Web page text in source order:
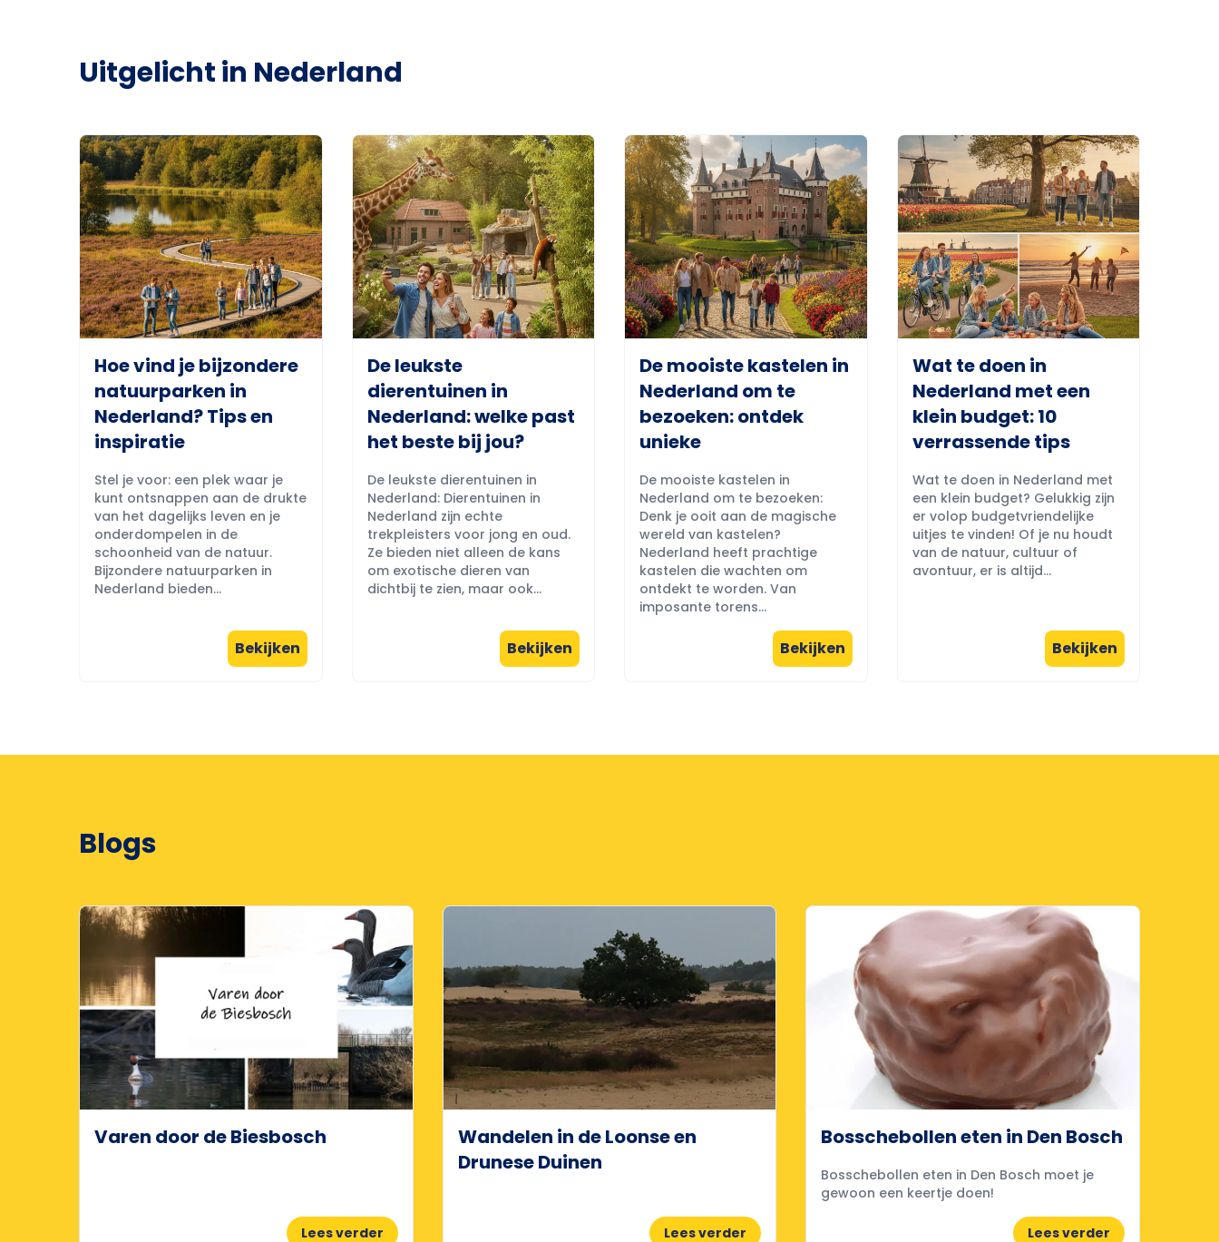
Uitgelicht in Nederland
Hoe vind je bijzondere
natuurparken in
Nederland? Tips en
inspiratie
Stel je voor: een plek waar je
kunt ontsnappen aan de drukte
van het dagelijks leven en je
onderdompelen in de
schoonheid van de natuur.
Bijzondere natuurparken in
Nederland bieden...
Bekijken
De leukste
dierentuinen in
Nederland: welke past
het beste bij jou?
De leukste dierentuinen in
Nederland: Dierentuinen in
Nederland zijn echte
trekpleisters voor jong en oud.
Ze bieden niet alleen de kans
om exotische dieren van
dichtbij te zien, maar ook...
Bekijken
De mooiste kastelen in
Nederland om te
bezoeken: ontdek
unieke
De mooiste kastelen in
Nederland om te bezoeken:
Denk je ooit aan de magische
wereld van kastelen?
Nederland heeft prachtige
kastelen die wachten om
ontdekt te worden. Van
imposante torens...
Bekijken
Wat te doen in
Nederland met een
klein budget: 10
verrassende tips
Wat te doen in Nederland met
een klein budget? Gelukkig zijn
er volop budgetvriendelijke
uitjes te vinden! Of je nu houdt
van de natuur, cultuur of
avontuur, er is altijd...
Bekijken
Blogs
Varen door de Biesbosch
Lees verder
Wandelen in de Loonse en
Drunese Duinen
Lees verder
Bosschebollen eten in Den Bosch
Bosschebollen eten in Den Bosch moet je
gewoon een keertje doen!
Lees verder